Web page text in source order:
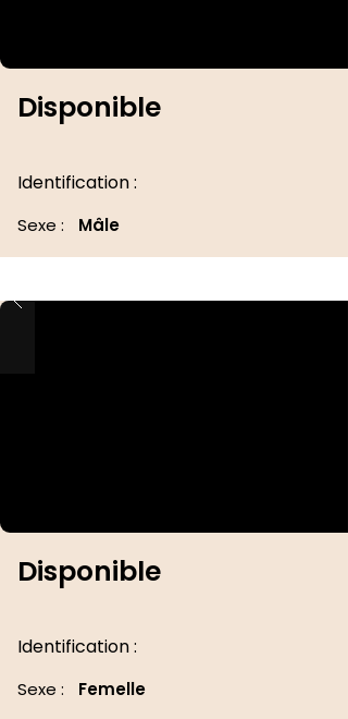
Disponible
Identification :
Sexe : Mâle
Disponible
Identification :
Sexe : Femelle